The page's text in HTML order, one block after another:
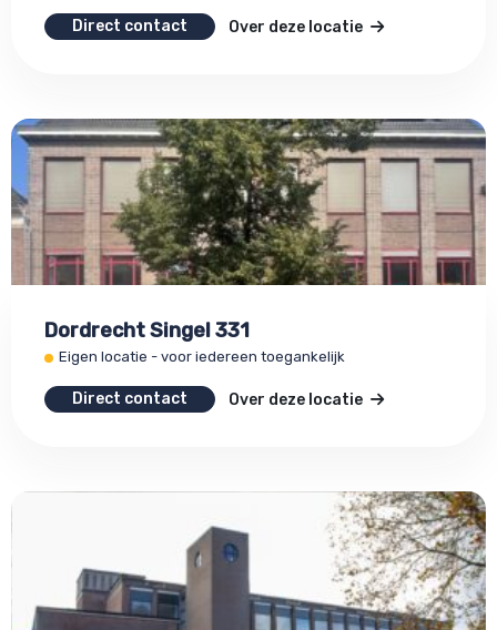
Direct contact Over deze locatie
Dordrecht Singel 331
Eigen locatie - voor iedereen toegankelijk
Direct contact Over deze locatie